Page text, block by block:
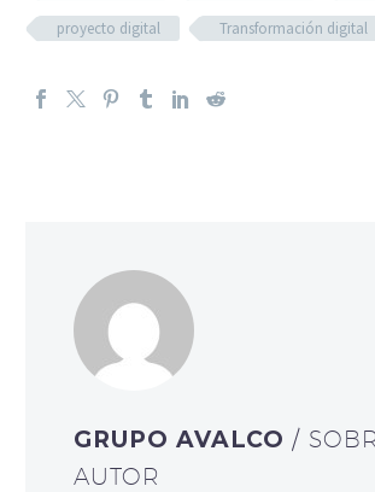
proyecto digital
Transformación digital
GRUPO AVALCO/
AUTOR